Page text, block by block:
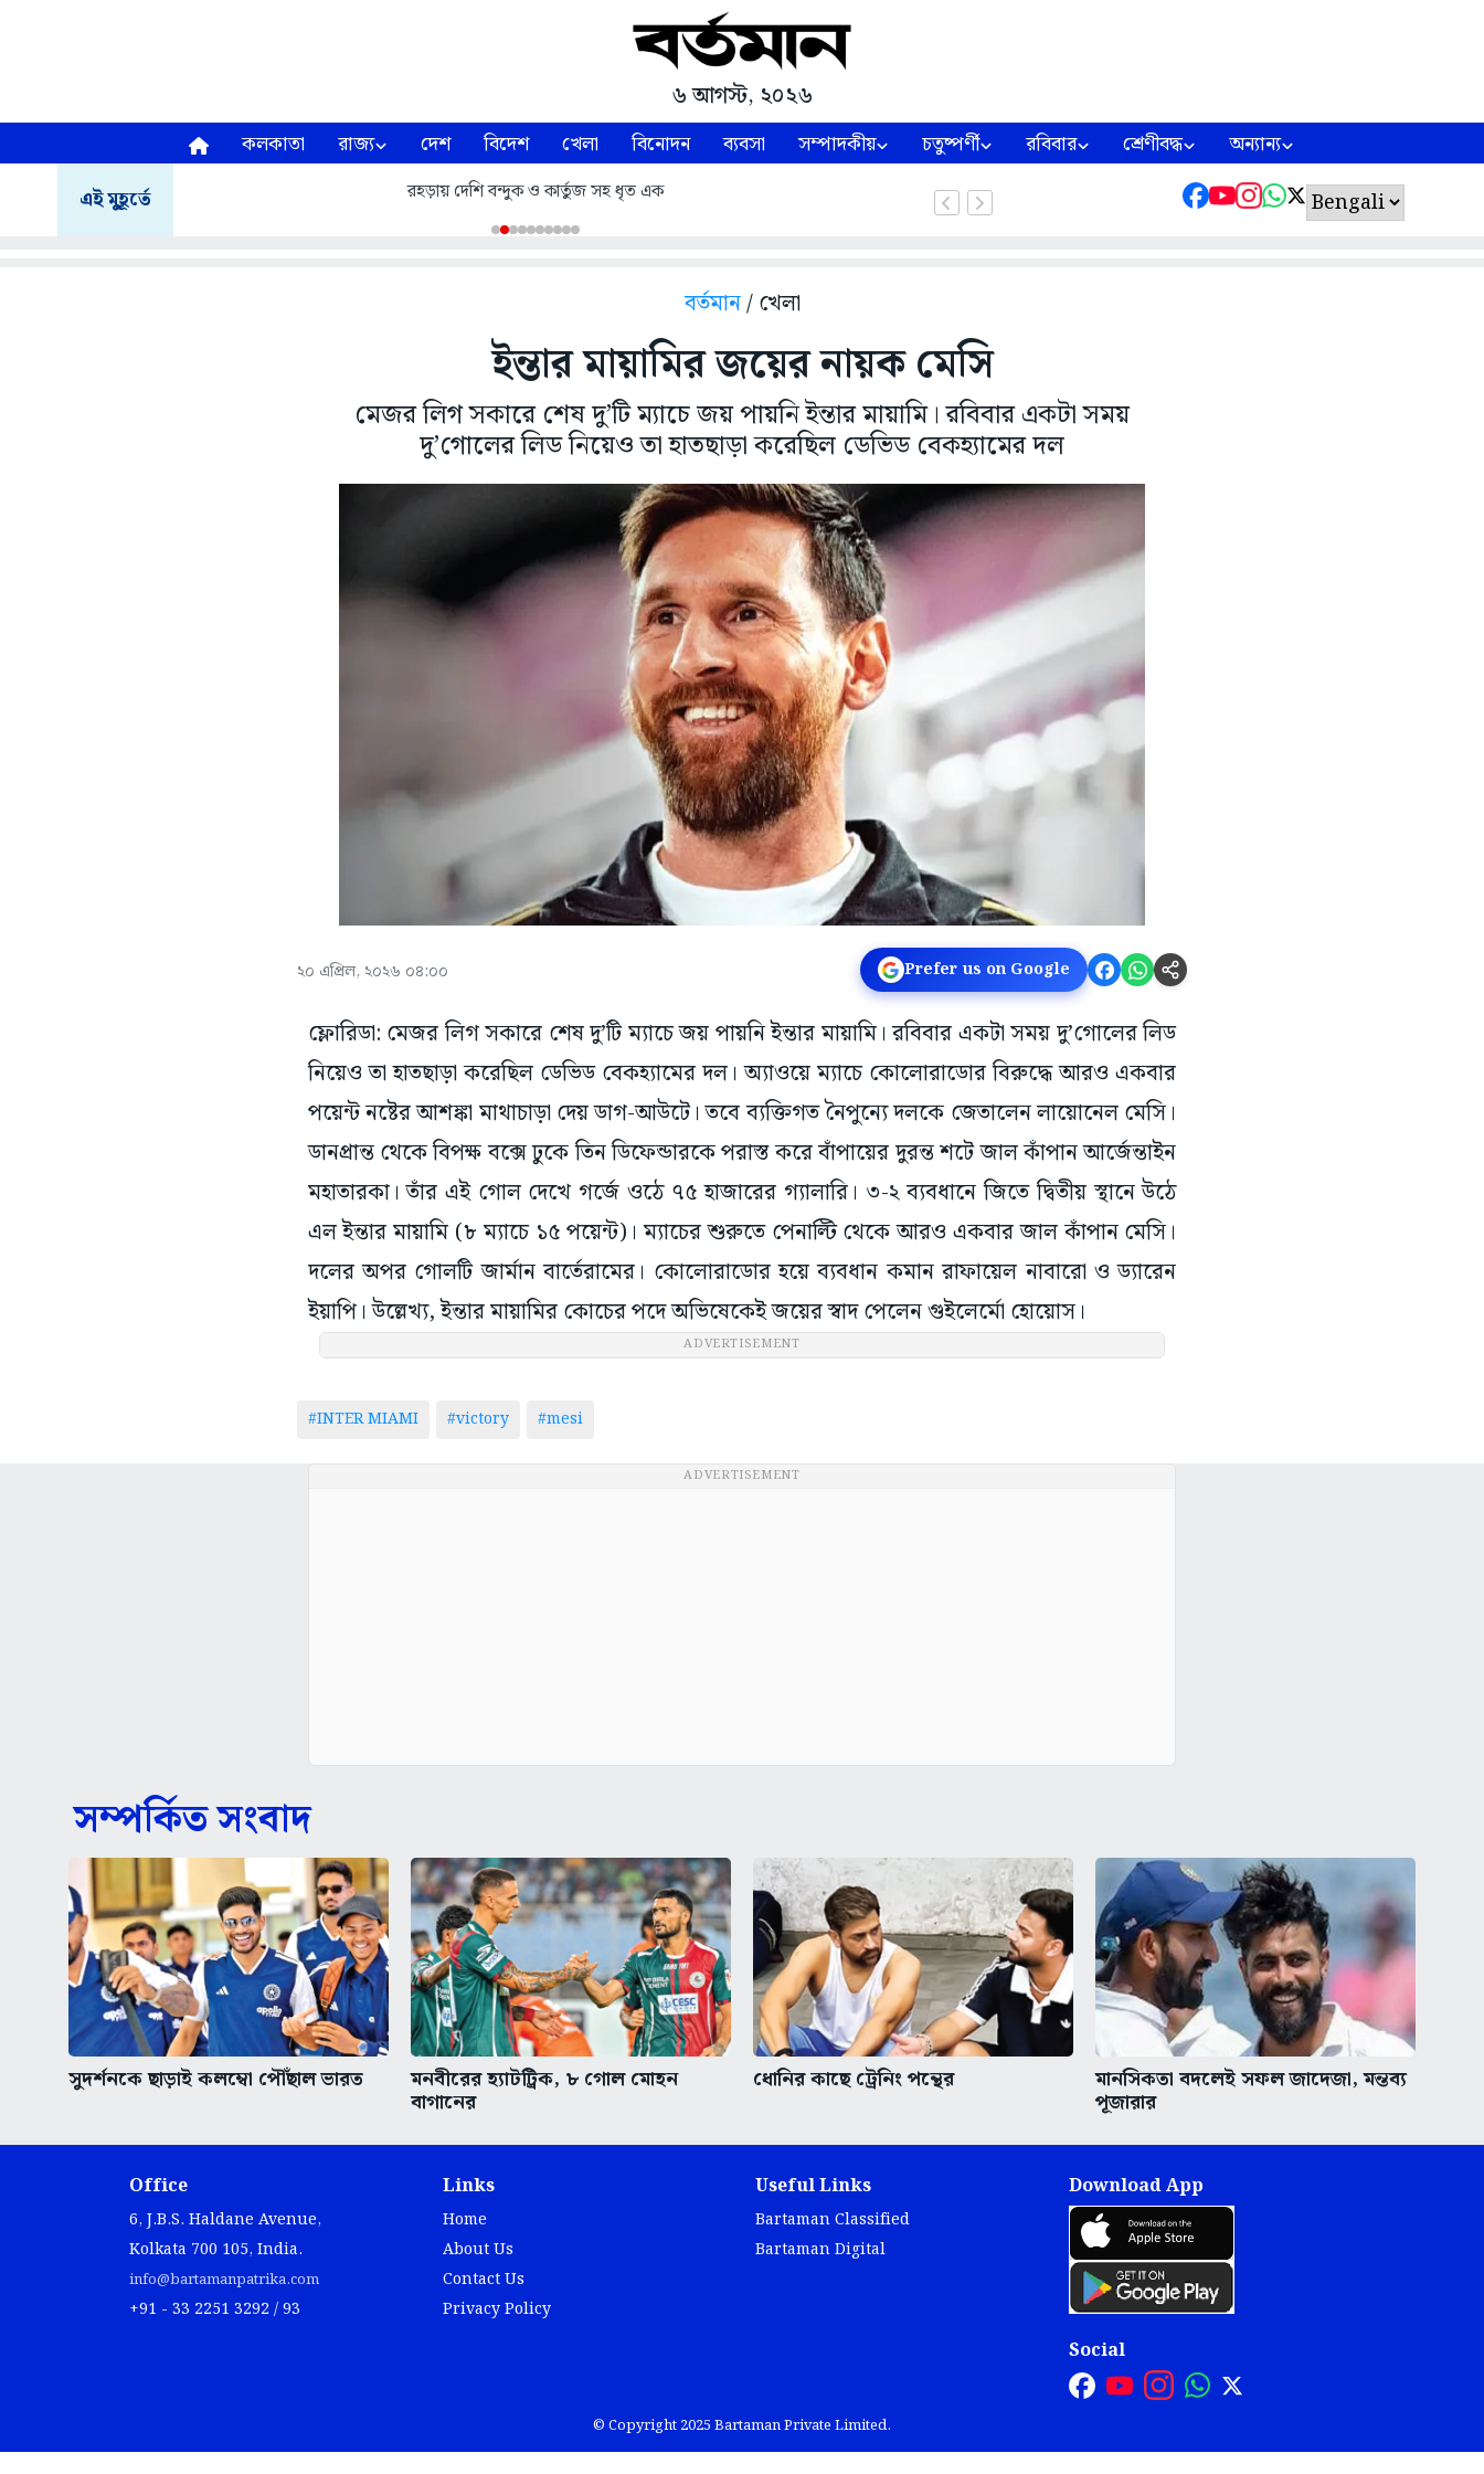
৬ আগস্ট, ২০২৬
কলকাতা রাজ্য দেশ বিদেশ খেলা বিনোদন ব্যবসা সম্পাদকীয় চতুষ্পর্ণী রবিবার শ্রেণীবদ্ধ অন্যান্য
এই মুহূর্তে রহড়ায় দেশি বন্দুক ও কার্তুজ সহ ধৃত এক
বর্তমান/ খেলা
ইন্তার মায়ামির জয়ের নায়ক মেসি
মেজর লিগ সকারে শেষ দু’টি ম্যাচে জয় পায়নি ইন্তার মায়ামি। রবিবার একটা সময়
দু’গোলের লিড নিয়েও তা হাতছাড়া করেছিল ডেভিড বেকহ্যামের দল
২০ এপ্রিল, ২০২৬ ০৪:০০ Prefer us on Google
ফ্লোরিডা: মেজর লিগ সকারে শেষ দু’টি ম্যাচে জয় পায়নি ইন্তার মায়ামি। রবিবার একটা সময় দু’গোলের লিড
নিয়েও তা হাতছাড়া করেছিল ডেভিড বেকহ্যামের দল। অ্যাওয়ে ম্যাচে কোলোরাডোর বিরুদ্ধে আরও একবার
পয়েন্ট নষ্টের আশঙ্কা মাথাচাড়া দেয় ডাগ-আউটে। তবে ব্যক্তিগত নৈপুন্যে দলকে জেতালেন লায়োনেল মেসি।
ডানপ্রান্ত থেকে বিপক্ষ বক্সে ঢুকে তিন ডিফেন্ডারকে পরাস্ত করে বাঁপায়ের দুরন্ত শটে জাল কাঁপান আর্জেন্তাইন
মহাতারকা। তাঁর এই গোল দেখে গর্জে ওঠে ৭৫ হাজারের গ্যালারি। ৩-২ ব্যবধানে জিতে দ্বিতীয় স্থানে উঠে
এল ইন্তার মায়ামি (৮ ম্যাচে ১৫ পয়েন্ট)। ম্যাচের শুরুতে পেনাল্টি থেকে আরও একবার জাল কাঁপান মেসি।
দলের অপর গোলটি জার্মান বার্তেরামের। কোলোরাডোর হয়ে ব্যবধান কমান রাফায়েল নাবারো ও ড্যারেন
ইয়াপি। উল্লেখ্য, ইন্তার মায়ামির কোচের পদে অভিষেকেই জয়ের স্বাদ পেলেন গুইলের্মো হোয়োস।
ADVERTISEMENT
#INTER MIAMI #victory #mesi
ADVERTISEMENT
সম্পর্কিত সংবাদ
সুদর্শনকে ছাড়াই কলম্বো পৌঁছাল ভারত মনবীরের হ্যাটট্রিক, ৮ গোল মোহন
বাগানের
ধোনির কাছে ট্রেনিং পন্থের মানসিকতা বদলেই সফল জাদেজা, মন্তব্য
পূজারার
Office
6, J.B.S. Haldane Avenue,
Kolkata 700 105, India.
info@bartamanpatrika.com
+91 - 33 2251 3292 / 93
Links
Home
About Us
Contact Us
Privacy Policy
Useful Links
Bartaman Classified
Bartaman Digital
Download App
Social
© Copyright 2025 Bartaman Private Limited.